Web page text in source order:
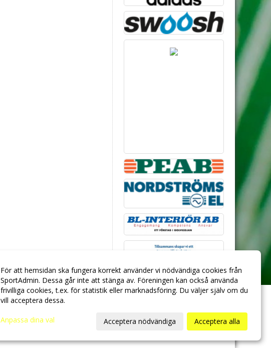
För att hemsidan ska fungera korrekt använder vi nödvändiga cookies från
SportAdmin. Dessa går inte att stänga av. Föreningen kan också använda
frivilliga cookies, t.ex. för statistik eller marknadsföring. Du väljer själv om du
vill acceptera dessa.
Anpassa dina val Acceptera nödvändiga Acceptera alla